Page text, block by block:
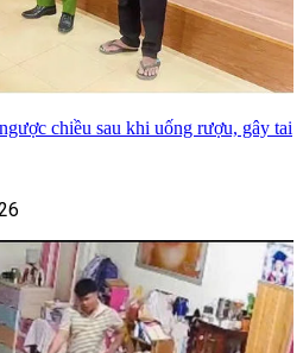
chiều sau khi uống rượu, gây tai